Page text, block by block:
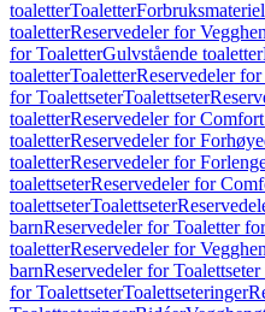
toaletterToaletter
toaletterReservedeler for
for ToaletterGulvstående toaletter
toaletterToaletterReservedeler
for ToalettseterToalettseter
toaletterReservedeler for
toaletterReservedeler for
toaletterReservedeler for
toalettseterReservedeler for
toalettseterToalettseter
barnReservedeler for Toaletter
toaletterReservedeler for
barnReservedeler for
for ToalettseterToalettseteringer